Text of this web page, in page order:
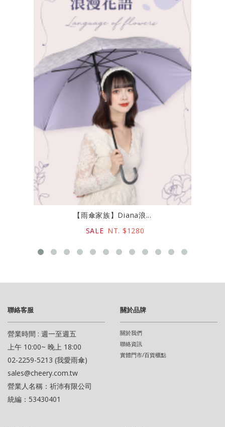
【雨傘家族】Diana浪...
SALE NT. $1280
聯絡客服
營業時間 : 週一至週五
上午 10:00~ 晚上 18:00
02-2259-5213 (我愛雨傘)
sales@cheery.com.tw
營業人名稱：祈沛有限公司
統編：53430401
關於品牌
關於我們
聯絡資訊
實體門市/百貨櫃點